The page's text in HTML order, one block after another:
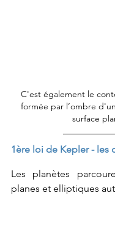
C'est également le
formée par l’ombre
surface
1ère loi de Kepler - les
Les planètes
planes et elliptiques